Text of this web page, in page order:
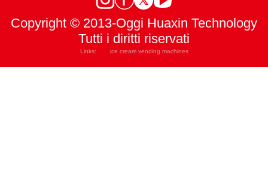
Copyright © 2013-Oggi Huaxin Technology
Tutti i diritti riservati
Links: ice cream vending machines